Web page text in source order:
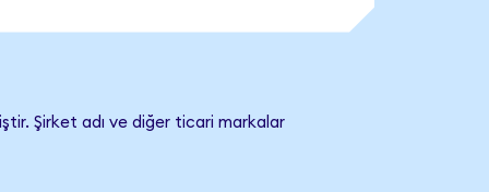
Şirket adı ve diğer ticari markalar